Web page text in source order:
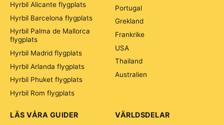
Hyrbil Alicante flygplats
Hyrbil Barcelona flygplats
Hyrbil Palma de Mallorca
flygplats
Hyrbil Madrid flygplats
Hyrbil Arlanda flygplats
Hyrbil Phuket flygplats
Hyrbil Rom flygplats
Portugal
Grekland
Frankrike
USA
Thailand
Australien
VÄRLDSDELAR
LÄS VÅRA GUIDER